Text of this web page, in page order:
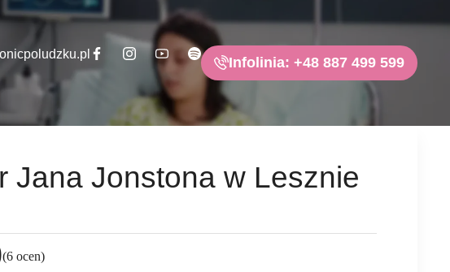
Infolinia: +48 887 499 599
Jana Jonstona w Lesznie
(6 ocen)